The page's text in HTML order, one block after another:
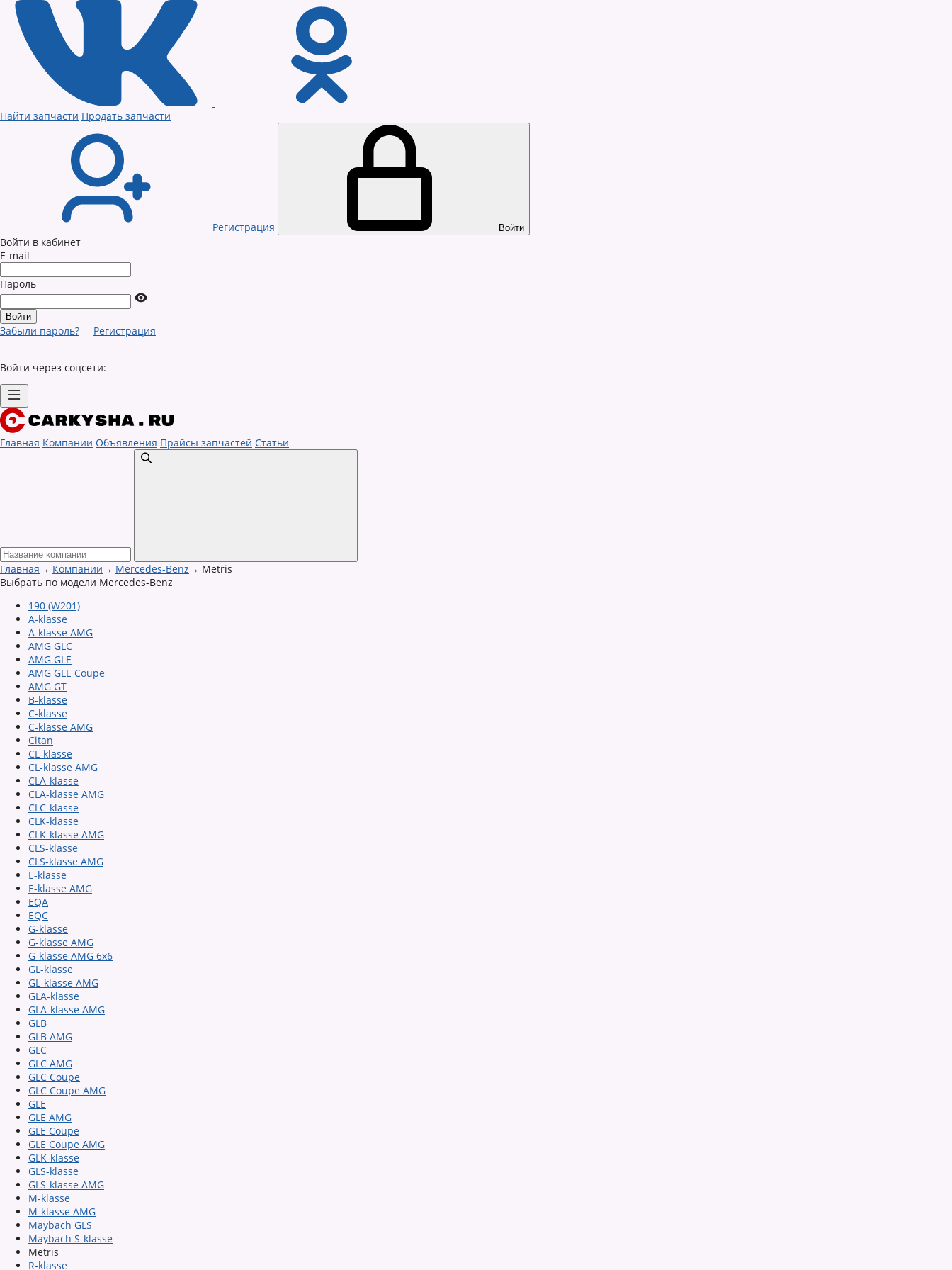
Найти запчасти Продать запчасти
Регистрация Войти
Войти в кабинет
E-mail
Пароль
Забыли пароль? Регистрация
Войти через соцсети:
Главная Компании Объявления Прайсы запчастей Статьи
Главная→ Компании→ Mercedes-Benz→ Metris
Выбрать по модели Mercedes-Benz
190 (W201)
A-klasse
A-klasse AMG
AMG GLC
AMG GLE
AMG GLE Coupe
AMG GT
B-klasse
C-klasse
C-klasse AMG
Citan
CL-klasse
CL-klasse AMG
CLA-klasse
CLA-klasse AMG
CLC-klasse
CLK-klasse
CLK-klasse AMG
CLS-klasse
CLS-klasse AMG
E-klasse
E-klasse AMG
EQA
EQC
G-klasse
G-klasse AMG
G-klasse AMG 6x6
GL-klasse
GL-klasse AMG
GLA-klasse
GLA-klasse AMG
GLB
GLB AMG
GLC
GLC AMG
GLC Coupe
GLC Coupe AMG
GLE
GLE AMG
GLE Coupe
GLE Coupe AMG
GLK-klasse
GLS-klasse
GLS-klasse AMG
M-klasse
M-klasse AMG
Maybach GLS
Maybach S-klasse
Metris
R-klasse